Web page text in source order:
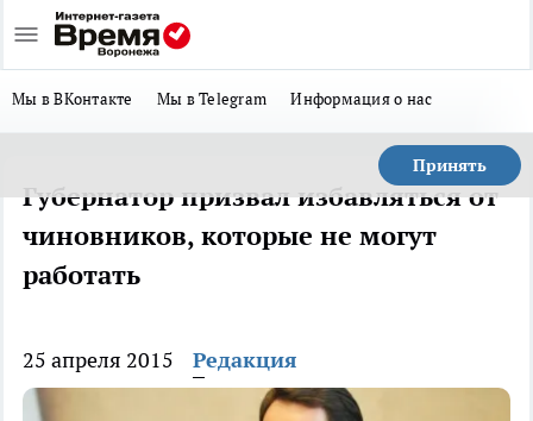
Мы в ВКонтакте Мы в Telegram Информация о нас
Принять
Губернатор призвал избавляться от
чиновников, которые не могут
работать
25 апреля 2015 Редакция